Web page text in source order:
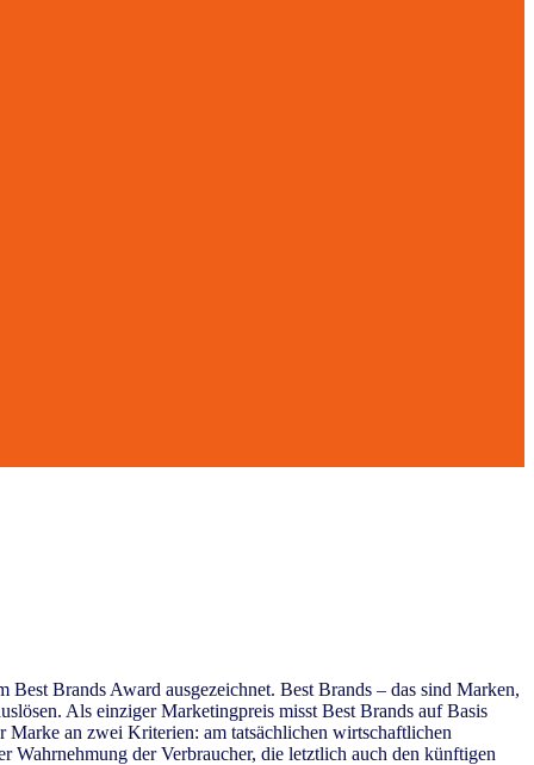
Brands Award ausgezeichnet. Best Brands – das sind Marken,
Als einziger Marketingpreis misst Best Brands auf Basis
an zwei Kriterien: am tatsächlichen wirtschaftlichen
der Verbraucher, die letztlich auch den künftigen